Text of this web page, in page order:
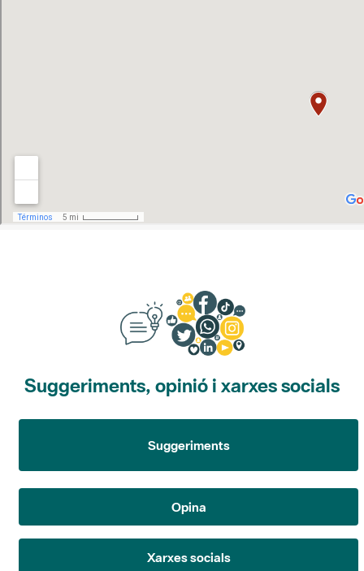
Suggeriments, opinió i xarxes socials
Suggeriments
Opina
Xarxes socials